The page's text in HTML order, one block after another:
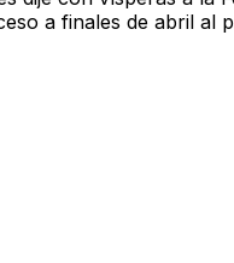
a finales de abril al